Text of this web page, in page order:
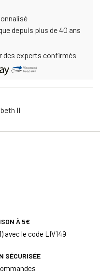
depuis plus de 40 ans
des experts confirmés
II
À 5€
avec le code LIV149
SÉCURISÉE